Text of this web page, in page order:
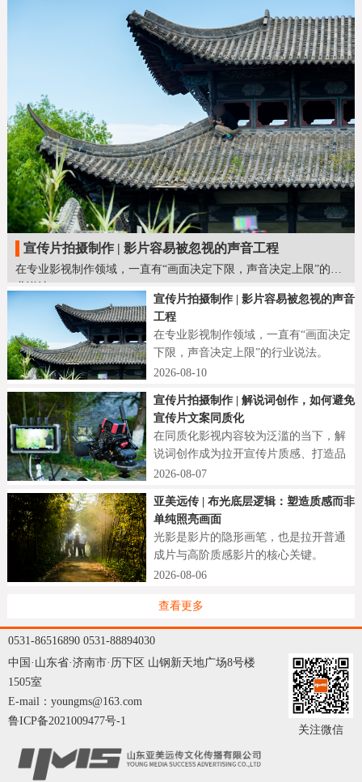
宣传片拍摄制作 | 影片容易被忽视的声音工程
在专业影视制作领域，一直有“画面决定下限，声音决定上限”的行
宣传片拍摄制作 | 影片容易被忽视的声音
工程
在专业影视制作领域，一直有“画面决定
下限，声音决定上限”的行业说法。
2026-08-10
宣传片拍摄制作 | 解说词创作，如何避免
宣传片文案同质化
在同质化影视内容较为泛滥的当下，解
说词创作成为拉开宣传片质感、打造品
牌差异化的核心突破口。
2026-08-07
亚美远传 | 布光底层逻辑：塑造质感而非
单纯照亮画面
光影是影片的隐形画笔，也是拉开普通
成片与高阶质感影片的核心关键。
2026-08-06
查看更多
0531-86516890 0531-88894030
中国·山东省·济南市·历下区 山钢新天地广场8号楼
1505室
E-mail：youngms@163.com
鲁ICP备2021009477号-1
关注微信